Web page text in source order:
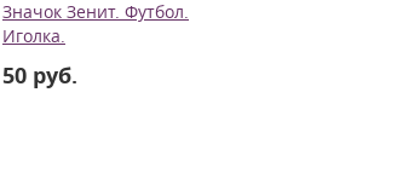
Значок Зенит. Футбол.
Иголка.
50 руб.